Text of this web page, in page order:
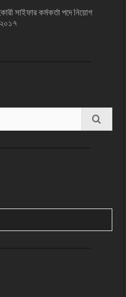
সাইফার কর্মকর্তা পদে নিয়োগ